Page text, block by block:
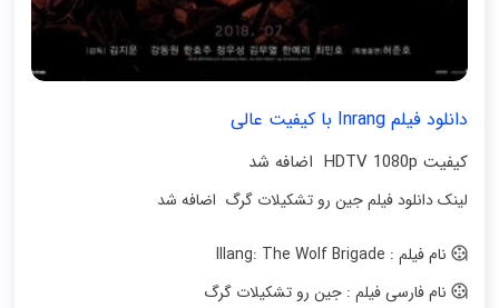
دانلود فیلم Inrang با کیفیت عالی
کیفیت HDTV 1080p اضافه شد
لینک دانلود فیلم جین رو تشکیلات گرگ اضافه شد
نام فیلم : Illang: The Wolf Brigade
نام فارسی فیلم : جین رو تشکیلات گرگ